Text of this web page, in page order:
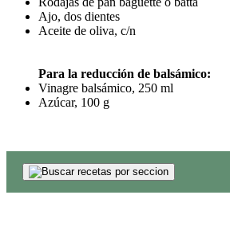
Ajo, dos dientes
Aceite de oliva, c/n
Para la reducción de balsámico:
Vinagre balsámico, 250 ml
Azúcar, 100 g